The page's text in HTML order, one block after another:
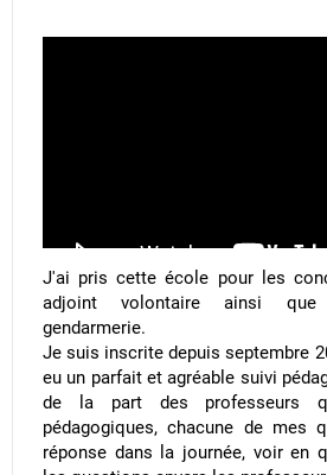
J'ai pris cette école pour les
adjoint volontaire ainsi que
gendarmerie.
Je suis inscrite depuis septembre
eu un parfait et agréable suivi
de la part des professeurs
pédagogiques, chacune de mes
réponse dans la journée, voir en